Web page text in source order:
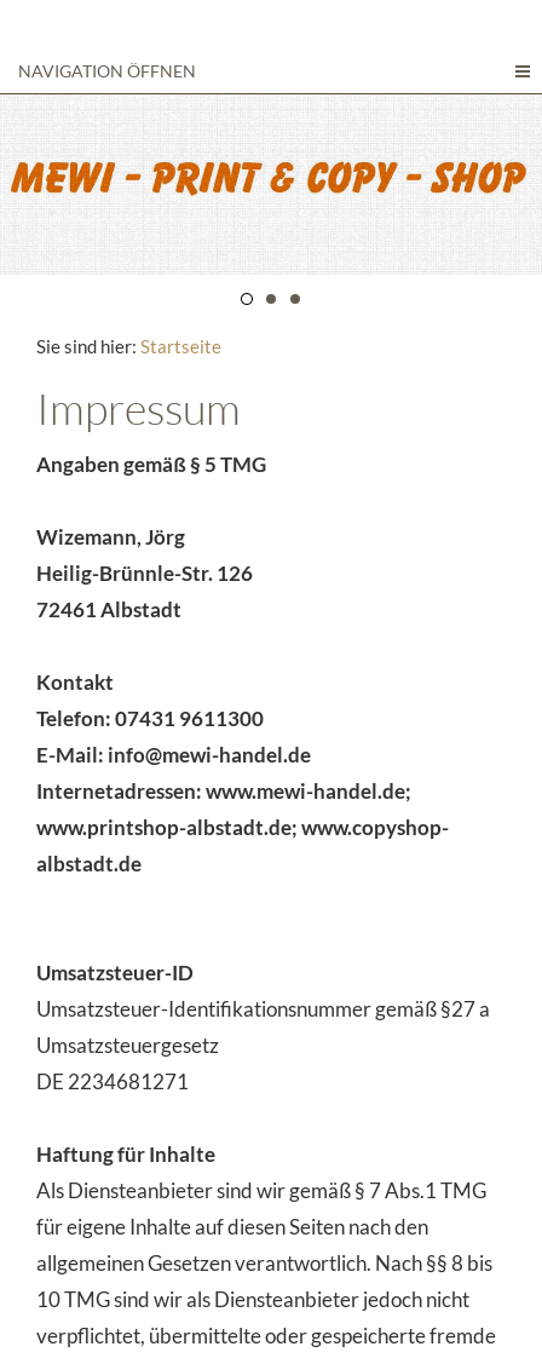
NAVIGATION ÖFFNEN
Sie sind hier: Startseite
Impressum
Angaben gemäß § 5 TMG
Wizemann, Jörg
Heilig-Brünnle-Str. 126
72461 Albstadt
Kontakt
Telefon: 07431 9611300
E-Mail: info@mewi-handel.de
Internetadressen: www.mewi-handel.de;
www.printshop-albstadt.de; www.copyshop-
albstadt.de
Umsatzsteuer-ID
Umsatzsteuer-Identifikationsnummer gemäß §27 a
Umsatzsteuergesetz
DE 2234681271
Haftung für Inhalte
Als Diensteanbieter sind wir gemäß § 7 Abs.1 TMG
für eigene Inhalte auf diesen Seiten nach den
allgemeinen Gesetzen verantwortlich. Nach §§ 8 bis
10 TMG sind wir als Diensteanbieter jedoch nicht
verpflichtet, übermittelte oder gespeicherte fremde